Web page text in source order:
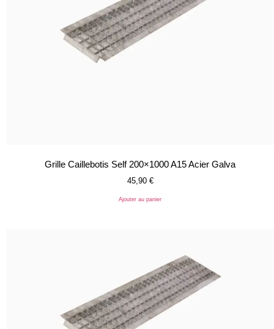
Grille Caillebotis Self 200×1000 A15 Acier Galva
45,90 €
Ajouter au panier